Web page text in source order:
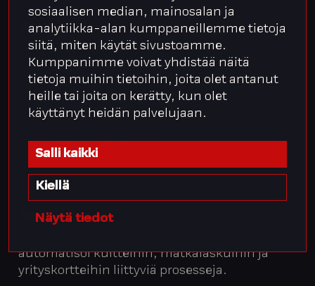
sosiaalisen median, mainosalan ja
analytiikka-alan kumppaneillemme tietoja
siitä, miten käytät sivustoamme.
Kumppanimme voivat yhdistää näitä
tietoja muihin tietoihin, joita olet antanut
heille tai joita on kerätty, kun olet
käyttänyt heidän palvelujaan.
Salli kaikki
Kiellä
Näytä tiedot
Acubiz
Tekee matkakulujen käsittelystä mielekästä ja
automatisoi kuluhallinta-arjen.
Bezala
automatisoi kuitteihin, matkalaskuihin ja
yrityskortteihin liittyviä prosesseja.